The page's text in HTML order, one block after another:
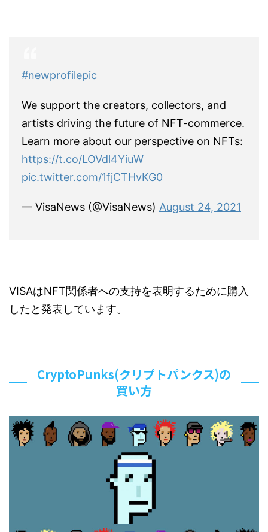
#newprofilepic
We support the creators, collectors, and
artists driving the future of NFT-commerce.
Learn more about our perspective on NFTs:
https://t.co/LOVdl4YiuW
pic.twitter.com/1fjCTHvKG0
— VisaNews (@VisaNews) August 24, 2021
VISAはNFT関係者への支持を表明するために購入
したと発表しています。
CryptoPunks(クリプトパンクス)の
買い方